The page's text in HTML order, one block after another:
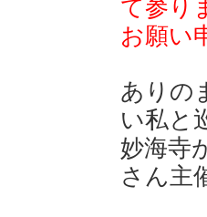
て参り
お願い
ありの
い私と
妙海寺
さん主